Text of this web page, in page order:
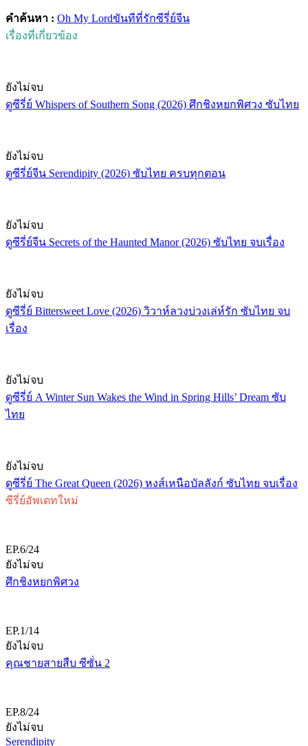
คำค้นหา : Oh My Lordขันทีที่รักซีรี่ย์จีน
เรื่องที่เกี่ยวข้อง
ยังไม่จบ
ดูซีรี่ย์ Whispers of Southern Song (2026) ศึกชิงหยกพิศวง ซับไทย
ยังไม่จบ
ดูซีรี่ย์จีน Serendipity (2026) ซับไทย ครบทุกตอน
ยังไม่จบ
ดูซีรี่ย์จีน Secrets of the Haunted Manor (2026) ซับไทย จบเรื่อง
ยังไม่จบ
ดูซีรี่ย์ Bittersweet Love (2026) วิวาห์ลวงบ่วงเล่ห์รัก ซับไทย จบ
เรื่อง
ยังไม่จบ
ดูซีรี่ย์ A Winter Sun Wakes the Wind in Spring Hills’ Dream ซับ
ไทย
ยังไม่จบ
ดูซีรี่ย์ The Great Queen (2026) หงส์เหนือบัลลังก์ ซับไทย จบเรื่อง
ซีรี่ย์อัพเดทใหม่
EP.6/24
ยังไม่จบ
ศึกชิงหยกพิศวง
EP.1/14
ยังไม่จบ
คุณชายสายสืบ ซีซั่น 2
EP.8/24
ยังไม่จบ
Serendipity